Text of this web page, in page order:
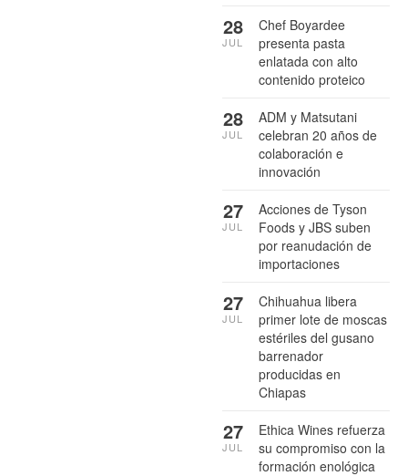
Chef Boyardee
presenta pasta
enlatada con alto
contenido proteico
28
JUL
ADM y Matsutani
celebran 20 años de
colaboración e
innovación
28
JUL
Acciones de Tyson
Foods y JBS suben
por reanudación de
importaciones
27
JUL
Chihuahua libera
primer lote de moscas
estériles del gusano
barrenador
producidas en
Chiapas
27
JUL
Ethica Wines refuerza
su compromiso con la
formación enológica
27
JUL